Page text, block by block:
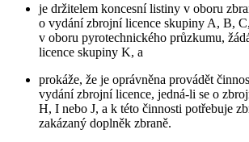
je držitelem koncesní listiny v oboru
o vydání zbrojní licence skupiny A, B,
v oboru pyrotechnického průzkumu,
licence skupiny K, a
prokáže, že je oprávněna provádět
vydání zbrojní licence, jedná-li se o
H, I nebo J, a k této činnosti potřebuje
zakázaný doplněk zbraně.